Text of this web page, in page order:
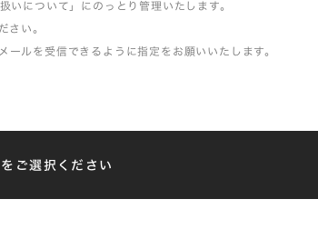
について」にのっとり管理いたします。
さい。
を受信できるように指定をお願いいたします。
ご選択ください